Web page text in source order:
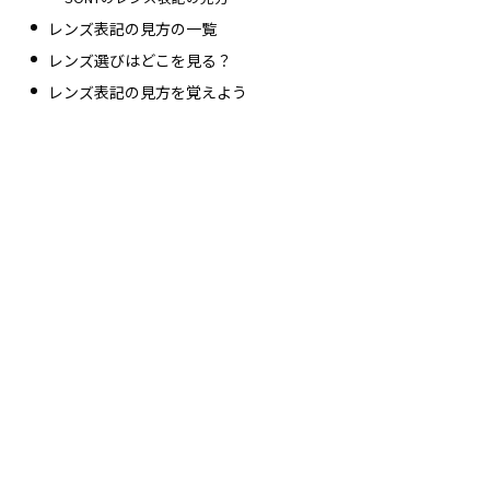
レンズ表記の見方の一覧
レンズ選びはどこを見る？
レンズ表記の見方を覚えよう